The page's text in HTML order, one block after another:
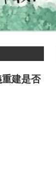
建是否